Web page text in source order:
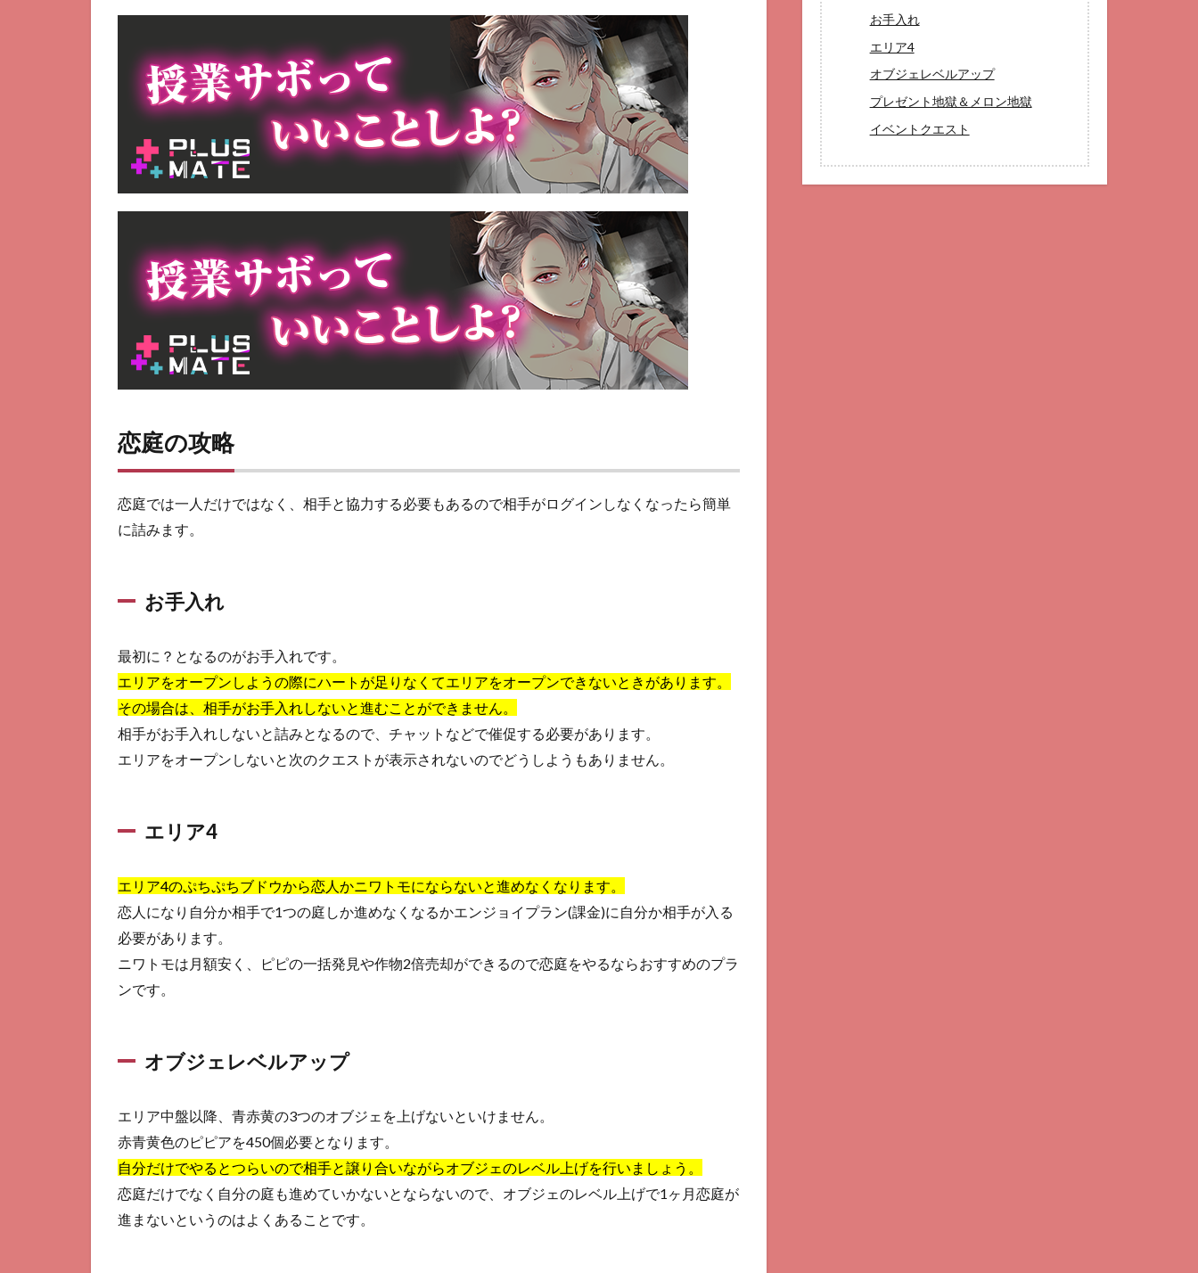
恋庭の攻略
恋庭では一人だけではなく、相手と協力する必要もあるので相手がログインしなくなったら簡単
に詰みます。
お手入れ
最初に？となるのがお手入れです。
エリアをオープンしようの際にハートが足りなくてエリアをオープンできないときがあります。
その場合は、相手がお手入れしないと進むことができません。
相手がお手入れしないと詰みとなるので、チャットなどで催促する必要があります。
エリアをオープンしないと次のクエストが表示されないのでどうしようもありません。
エリア4
エリア4のぷちぷちブドウから恋人かニワトモにならないと進めなくなります。
恋人になり自分か相手で1つの庭しか進めなくなるかエンジョイプラン(課金)に自分か相手が入る
必要があります。
ニワトモは月額安く、ピピの一括発見や作物2倍売却ができるので恋庭をやるならおすすめのプラ
ンです。
オブジェレベルアップ
エリア中盤以降、青赤黄の3つのオブジェを上げないといけません。
赤青黄色のピピアを450個必要となります。
自分だけでやるとつらいので相手と譲り合いながらオブジェのレベル上げを行いましょう。
恋庭だけでなく自分の庭も進めていかないとならないので、オブジェのレベル上げで1ヶ月恋庭が
進まないというのはよくあることです。
お手入れ
エリア4
オブジェレベルアップ
プレゼント地獄＆メロン地獄
イベントクエスト